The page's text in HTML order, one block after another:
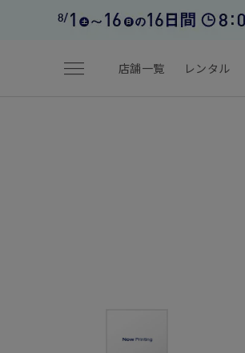
menu 店舗一覧 レンタル